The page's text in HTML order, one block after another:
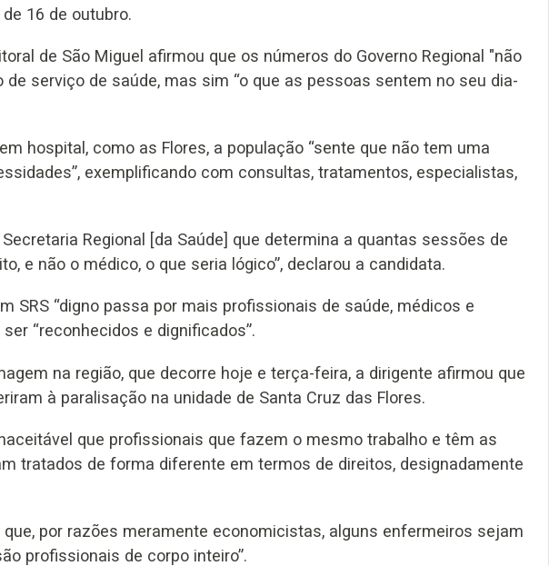
16 de outubro.
de São Miguel afirmou que os números do Governo Regional "não
serviço de saúde, mas sim “o que as pessoas sentem no seu dia-
hospital, como as Flores, a população “sente que não tem uma
exemplificando com consultas, tratamentos, especialistas,
Regional [da Saúde] que determina a quantas sessões de
e não o médico, o que seria lógico”, declarou a candidata.
SRS “digno passa por mais profissionais de saúde, médicos e
“reconhecidos e dignificados”.
na região, que decorre hoje e terça-feira, a dirigente afirmou que
à paralisação na unidade de Santa Cruz das Flores.
que profissionais que fazem o mesmo trabalho e têm as
tratados de forma diferente em termos de direitos, designadamente
que, por razões meramente economicistas, alguns enfermeiros sejam
profissionais de corpo inteiro”.